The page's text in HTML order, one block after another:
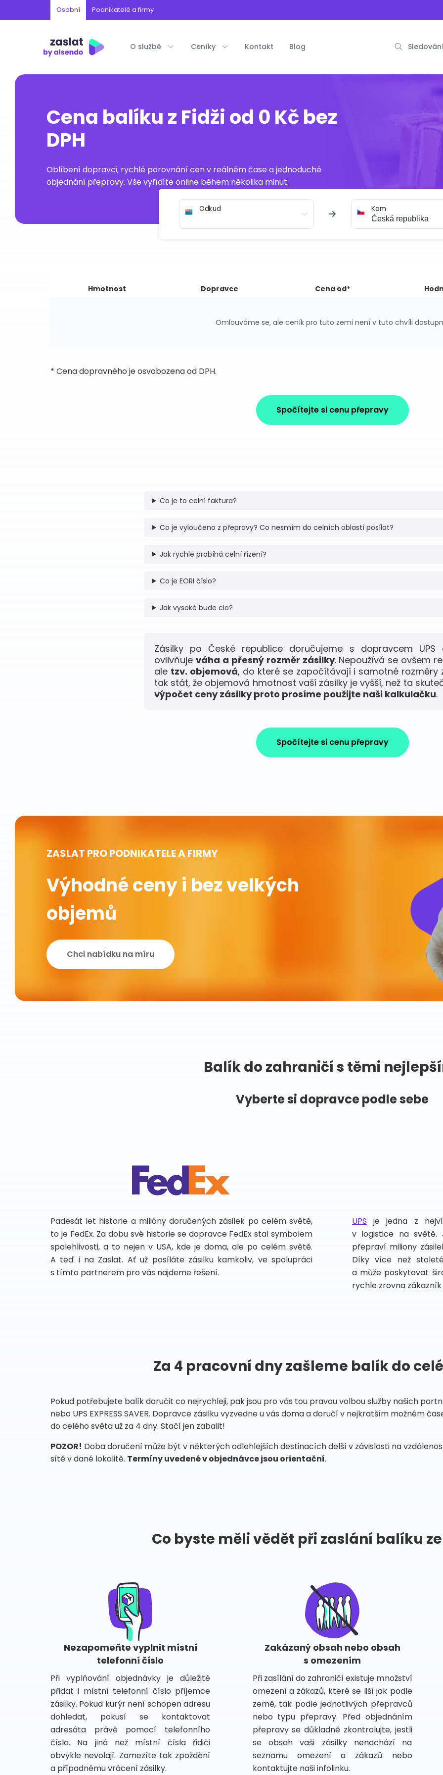
Osobní Podnikatelé a firmy
O službě Ceníky Kontakt Blog
Cena balíku z Fidži od 0 Kč bez
DPH
Oblíbení dopravci, rychlé porovnání cen v reálném čase a jednoduché
objednání přepravy. Vše vyřídíte online během několika minut.
Odkud Kam
Hmotnost Dopravce Cena od*
Omlouváme se, ale ceník pro tuto zemi není v tuto chvíli
* Cena dopravného je osvobozena od DPH.
Spočítejte si cenu přepravy
Co je to celní faktura?
Co je vyloučeno z přepravy? Co nesmím do celních oblastí posílat?
Jak rychle probíhá celní řízení?
Co je EORI číslo?
Jak vysoké bude clo?
Zásilky po České republice doručujeme s dopravcem UPS
ovlivňuje váha a přesný rozměr zásilky. Nepoužívá se ovšem
ale tzv. objemová, do které se započítávají i samotné rozměry
tak stát, že objemová hmotnost vaší zásilky je vyšší, než ta
výpočet ceny zásilky proto prosíme použijte naši kalkulačku.
Spočítejte si cenu přepravy
ZASLAT PRO PODNIKATELE A FIRMY
Výhodné ceny i bez velkých
objemů
Chci nabídku na míru
Balík do zahraničí s těmi
Vyberte si dopravce podle sebe
Padesát let historie a milióny doručených zásilek po celém světě,
to je FedEx. Za dobu své historie se dopravce FedEx stal symbolem
spolehlivosti, a to nejen v USA, kde je doma, ale po celém světě.
A teď i na Zaslat. Ať už posíláte zásilku kamkoliv, ve spolupráci
s tímto partnerem pro vás najdeme řešení.
UPS je jedna z
v logistice na světě.
přepraví miliony
Díky více než
a může poskytovat
rychle zrovna
Za 4 pracovní dny zašleme balík do
Pokud potřebujete balík doručit co nejrychleji, pak jsou pro vás tou pravou volbou služby našich
nebo UPS EXPRESS SAVER. Dopravce zásilku vyzvedne u vás doma a doručí v nejkratším možném
do celého světa už za 4 dny. Stačí jen zabalit!
POZOR! Doba doručení může být v některých odlehlejších destinacích delší v závislosti na
sítě v dané lokalitě. Termíny uvedené v objednávce jsou orientační.
Co byste měli vědět při zaslání balíku
Nezapomeňte vyplnit místní
telefonní číslo
Při vyplňování objednávky je důležité
přidat i místní telefonní číslo příjemce
zásilky. Pokud kurýr není schopen adresu
dohledat, pokusí se kontaktovat
adresáta právě pomocí telefonního
čísla. Na jiná než místní čísla řidiči
obvykle nevolají. Zamezíte tak zpoždění
a případnému vrácení zásilky.
Zakázaný obsah nebo obsah
s omezením
Při zasílání do zahraničí existuje množství
omezení a zákazů, které se liší jak podle
země, tak podle jednotlivých přepravců
nebo typu přepravy. Před objednáním
přepravy se důkladně zkontrolujte, jestli
se obsah vaši zásilky nenachází na
seznamu omezení a zákazů nebo
kontaktujte naši infolinku.